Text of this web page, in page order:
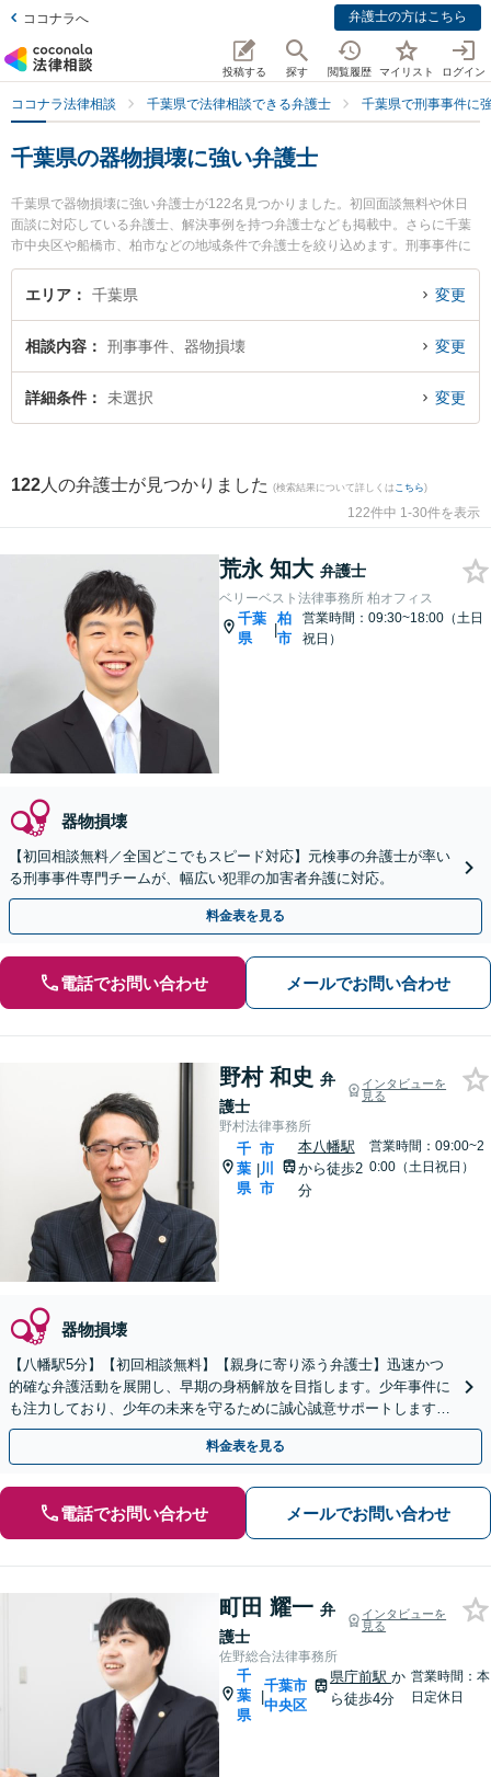
ココナラへ 弁護士の方はこちら
投稿する 探す 閲覧履歴 マイリスト ログイン
ココナラ法律相談 千葉県で法律相談できる弁護士 千葉県で刑事事件に
千葉県の器物損壊に強い弁護士
千葉県で器物損壊に強い弁護士が122名見つかりました。初回面談無料や休日
面談に対応している弁護士、解決事例を持つ弁護士なども掲載中。さらに千葉
市中央区や船橋市、柏市などの地域条件で弁護士を絞り込めます。刑事事件に
関係する加害者側や少年事件、再犯・前科あり等の細かな分野での絞り込み検
索もでき便利です。特にベリーベスト法律事務所 柏オフィスの荒永 知大弁護士
日や夜間に発生した器物損壊のトラブルを今すぐに弁護士に相談したい』『器
物損壊のトラブル解決の実績豊富な近くの弁護士を検索したい』『初回相談無
料で器物損壊を法律相談できる千葉県内の弁護士に相談予約したい』などでお
エリア 千葉県 変更
相談内容 刑事事件、器物損壊 変更
詳細条件 未選択 変更
122 人の弁護士が見つかりました (検索結果について詳しくは こちら)
122件中 1-30件を表示
荒永 知大 弁護士
ベリーベスト法律事務所 柏オフィス
千葉
県
|
柏
市
営業時間：09:30~18:00（土日
祝日）
器物損壊
【初回相談無料／全国どこでもスピード対応】元検事の弁護士が率い
る刑事事件専門チームが、幅広い犯罪の加害者弁護に対応。
料金表を見る
電話でお問い合わせ メールでお問い合わせ
野村 和史 弁
護士
インタビューを
見る
野村法律事務所
千
葉
県
|
市
川
市
本八幡駅
から徒歩2
分
営業時間：09:00~2
0:00（土日祝日）
器物損壊
【八幡駅5分】【初回相談無料】【親身に寄り添う弁護士】迅速かつ
的確な弁護活動を展開し、早期の身柄解放を目指します。少年事件に
も注力しており、少年の未来を守るために誠心誠意サポートします。
刑事事件は時間との勝負です。すぐにご連絡ください。
料金表を見る
電話でお問い合わせ メールでお問い合わせ
町田 耀一 弁
護士
インタビューを
見る
佐野総合法律事務所
千
葉
県
|
千葉市
中央区
県庁前駅か
ら徒歩4分
営業時間：本
日定休日